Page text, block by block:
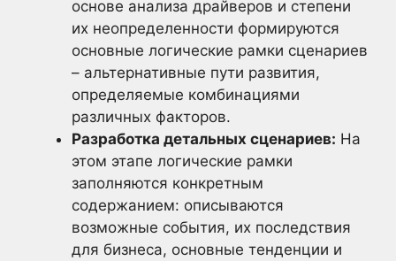
основе анализа драйверов и степени
их неопределенности формируются
основные логические рамки сценариев
– альтернативные пути развития,
определяемые комбинациями
различных факторов.
Разработка детальных сценариев: На
этом этапе логические рамки
заполняются конкретным
содержанием: описываются
возможные события, их последствия
для бизнеса, основные тенденции и